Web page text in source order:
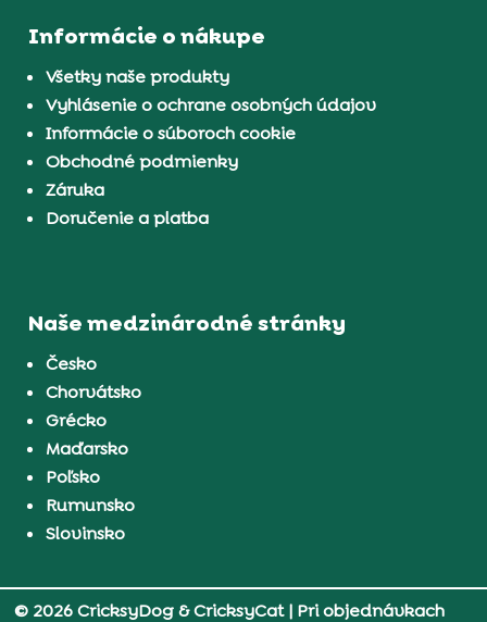
Informácie o nákupe
Všetky naše produkty
Vyhlásenie o ochrane osobných údajov
Informácie o súboroch cookie
Obchodné podmienky
Záruka
Doručenie a platba
Naše medzinárodné stránky
Česko
Chorvátsko
Grécko
Maďarsko
Poľsko
Rumunsko
Slovinsko
© 2026 CricksyDog & CricksyCat| Pri objednávkach